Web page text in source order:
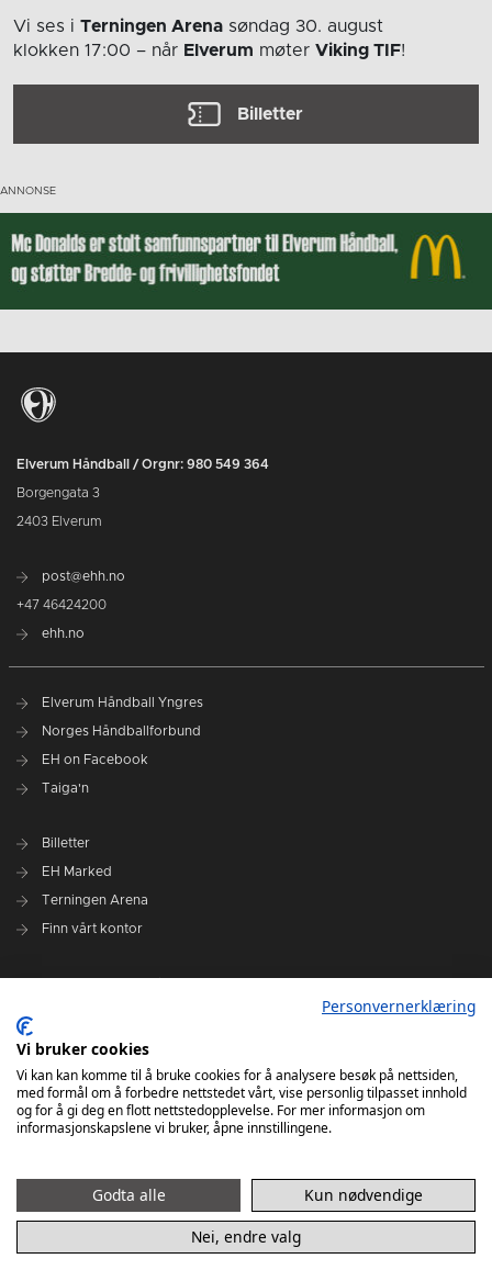
Vi ses i Terningen Arena søndag 30. august
klokken 17:00 – når Elverum møter Viking TIF!
Billetter
Elverum Håndball / Orgnr: 980 549 364
Borgengata 3
2403 Elverum
post@ehh.no
+47 46424200
ehh.no
Elverum Håndball Yngres
Norges Håndballforbund
EH on Facebook
Taiga'n
Billetter
EH Marked
Terningen Arena
Finn vårt kontor
Administrasjonen i Elverum Håndball
Styre og utvalg
VARSLINGSRUTINER FOR ELVERUM HÅNDBALL
Personvernerklæring
Vi bruker cookies
Vi kan kan komme til å bruke cookies for å analysere besøk på nettsiden,
med formål om å forbedre nettstedet vårt, vise personlig tilpasset innhold
og for å gi deg en flott nettstedopplevelse. For mer informasjon om
informasjonskapslene vi bruker, åpne innstillingene.
Godta alle
Kun nødvendige
Nei, endre valg